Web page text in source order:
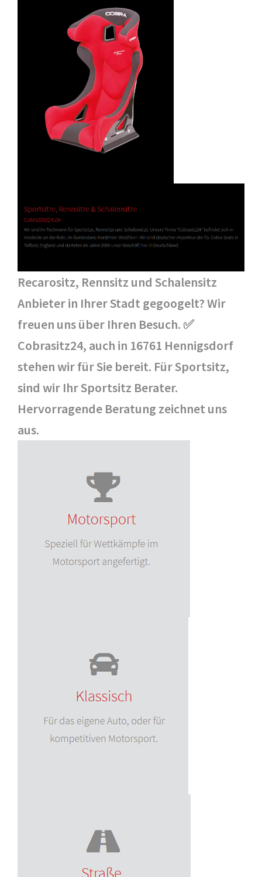
Recarositz, Rennsitz und Schalensitz
Anbieter in Ihrer Stadt gegoogelt? Wir
freuen uns über Ihren Besuch. ✅
Cobrasitz24, auch in 16761 Hennigsdorf
stehen wir für Sie bereit. Für Sportsitz,
sind wir Ihr Sportsitz Berater.
Hervorragende Beratung zeichnet uns
aus.